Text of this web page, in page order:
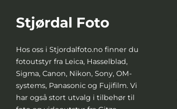
Stjørdal Foto
Hos oss i Stjordalfoto.no finner du
fotoutstyr fra Leica, Hasselblad,
Sigma, Canon, Nikon, Sony, OM-
systems, Panasonic og Fujifilm. Vi
har også stort utvalg i tilbehør til